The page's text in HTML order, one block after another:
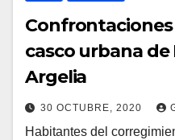
casco urbana de
Argelia
30 OCTUBRE, 2020
Habitantes del